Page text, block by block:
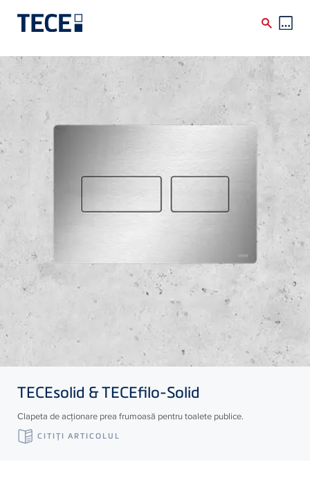
Skip to main content
TECEsolid &TECEfilo-Solid
Clapeta de acționare prea frumoasă pentru toalete publice.
CITIŢI ARTICOLUL